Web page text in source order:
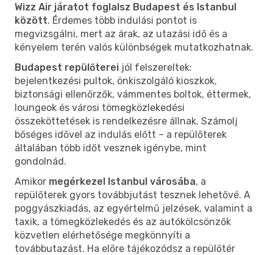
Wizz Air járatot foglalsz Budapest és Istanbul
között. Érdemes több indulási pontot is
megvizsgálni, mert az árak, az utazási idő és a
kényelem terén valós különbségek mutatkozhatnak.
Budapest repülőterei jól felszereltek:
bejelentkezési pultok, önkiszolgáló kioszkok,
biztonsági ellenőrzők, vámmentes boltok, éttermek,
loungeok és városi tömegközlekedési
összeköttetések is rendelkezésre állnak. Számolj
bőséges idővel az indulás előtt – a repülőterek
általában több időt vesznek igénybe, mint
gondolnád.
Amikor megérkezel Istanbul városába, a
repülőterek gyors továbbjutást tesznek lehetővé. A
poggyászkiadás, az egyértelmű jelzések, valamint a
taxik, a tömegközlekedés és az autókölcsönzők
közvetlen elérhetősége megkönnyíti a
továbbutazást. Ha előre tájékozódsz a repülőtér